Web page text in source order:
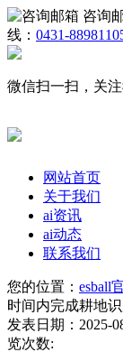
咨询
线： 0431-
微信扫一扫，关
网站首页
关于我们
ai资讯
ai动态
联系我们
您的位置： esball
时间内完成耕地识
发表日期：2025-
览次数: